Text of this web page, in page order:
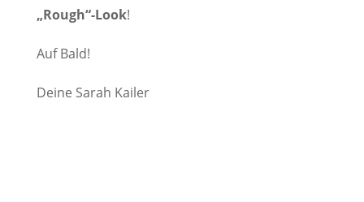
„Rough“-Look!
Auf Bald!
Deine Sarah Kailer